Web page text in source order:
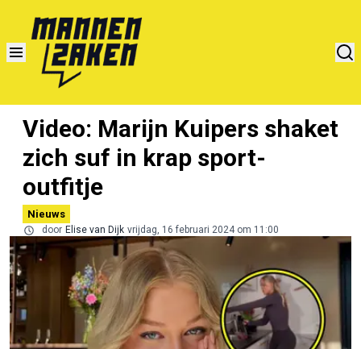
Video: Marijn Kuipers shaket
zich suf in krap sport-
outfitje
Nieuws
door Elise van Dijk vrijdag, 16 februari 2024 om 11:00